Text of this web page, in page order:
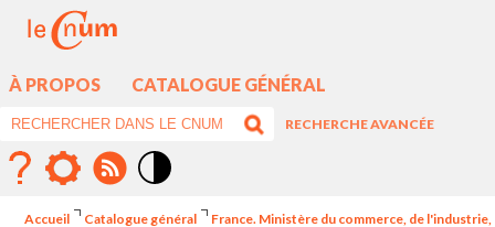
À PROPOS CATALOGUE GÉNÉRAL
RECHERCHE AVANCÉE
Accueil Catalogue général
France. Ministère du commerce, de l'industrie,